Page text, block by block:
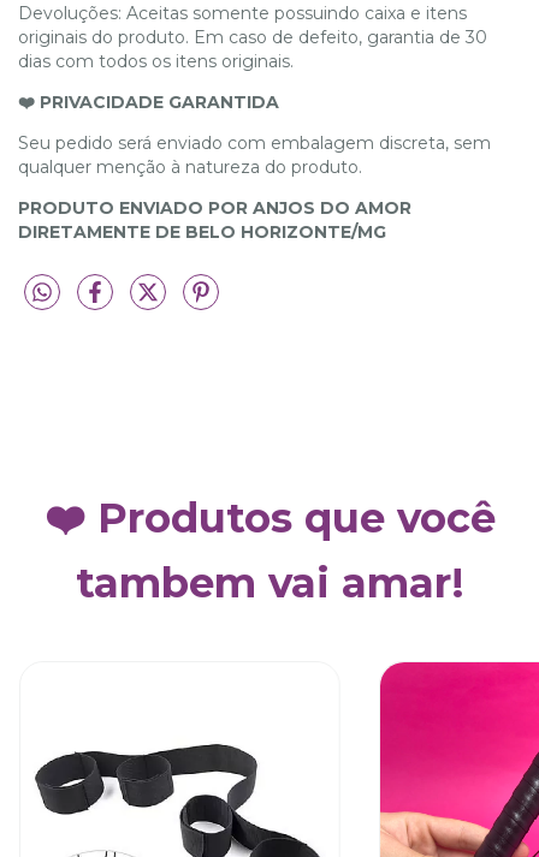
Devoluções: Aceitas somente possuindo caixa e itens
originais do produto. Em caso de defeito, garantia de 30
dias com todos os itens originais.
❤️ PRIVACIDADE GARANTIDA
Seu pedido será enviado com embalagem discreta, sem
qualquer menção à natureza do produto.
PRODUTO ENVIADO POR ANJOS DO AMOR
DIRETAMENTE DE BELO HORIZONTE/MG
❤️ Produtos que você
tambem vai amar!